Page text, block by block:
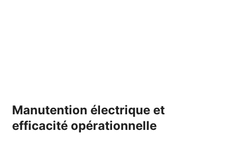
Manutention électrique et
efficacité opérationnelle